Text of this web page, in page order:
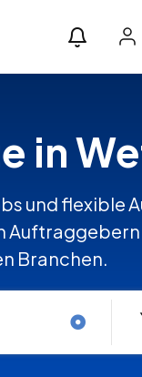
in
und flexible
Auftraggebern
Branchen.